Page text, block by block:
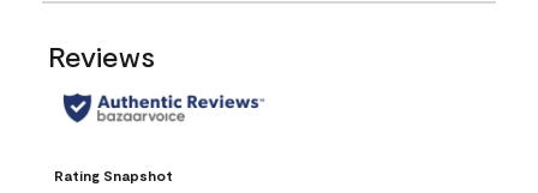
Reviews
Rating Snapshot